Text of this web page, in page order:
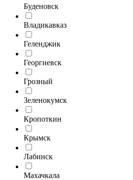
Буденовск
Владикавказ
Геленджик
Георгиевск
Грозный
Зеленокумск
Кропоткин
Крымск
Лабинск
Махачкала